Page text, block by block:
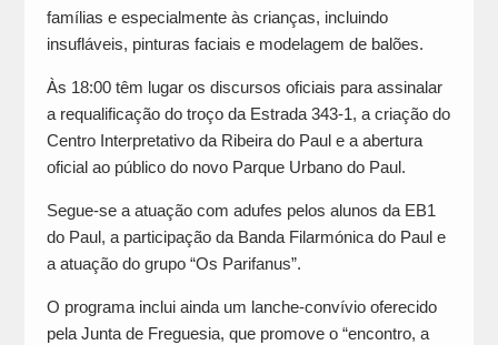
famílias e especialmente às crianças, incluindo
insufláveis, pinturas faciais e modelagem de balões.
Às 18:00 têm lugar os discursos oficiais para assinalar
a requalificação do troço da Estrada 343-1, a criação do
Centro Interpretativo da Ribeira do Paul e a abertura
oficial ao público do novo Parque Urbano do Paul.
Segue-se a atuação com adufes pelos alunos da EB1
do Paul, a participação da Banda Filarmónica do Paul e
a atuação do grupo “Os Parifanus”.
O programa inclui ainda um lanche-convívio oferecido
pela Junta de Freguesia, que promove o “encontro, a